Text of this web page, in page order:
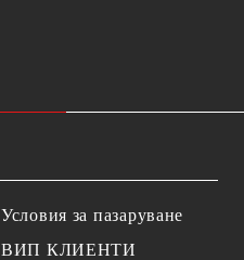
Условия за пазаруване
ВИП КЛИЕНТИ